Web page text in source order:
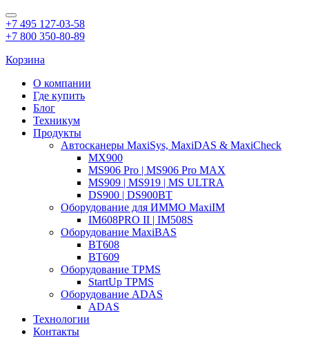
+7 495 127-03-58
+7 800 350-80-89
Корзина
О компании
Где купить
Блог
Техникум
Продукты
Автосканеры MaxiSys, MaxiDAS & MaxiCheck
MX900
MS906 Pro | MS906 Pro MAX
MS909 | MS919 | MS ULTRA
DS900 | DS900BT
Оборудование для ИММО MaxiIM
IM608PRO II | IM508S
Оборудование MaxiBAS
BT608
BT609
Оборудование TPMS
StartUp TPMS
Оборудование ADAS
ADAS
Технологии
Контакты